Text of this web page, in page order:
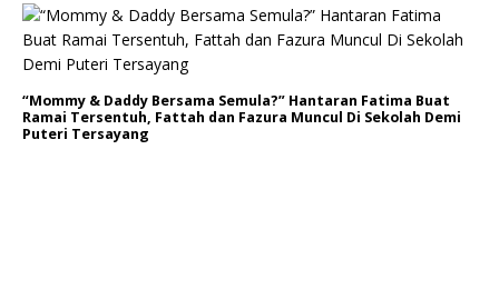
“Mommy & Daddy Bersama Semula?” Hantaran Fatima Buat
Ramai Tersentuh, Fattah dan Fazura Muncul Di Sekolah Demi
Puteri Tersayang